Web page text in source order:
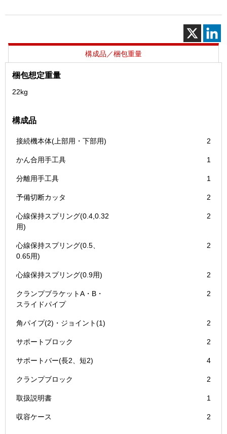
構成品／梱包重量
梱包想定重量
22kg
構成品
接続機本体(上部用・下部用) 2
かん合用手工具 1
分離用手工具 1
予備切断カッタ 2
心線保持スプリング(0.4,0.32
用)
2
心線保持スプリング(0.5、
0.65用)
2
心線保持スプリング(0.9用) 2
クランプブラケットA・B・
スライドパイプ
2
角パイプ(2)・ジョイント(1) 2
サポートブロック 2
サポートバー(長2、短2) 4
クランプブロック 2
取扱説明書 1
収容ケース 2